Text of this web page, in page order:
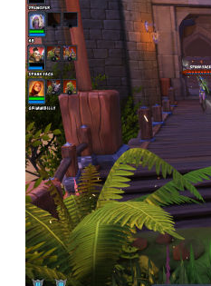
Где логика
ответы
Онлайн игры
Slither io
Deep io